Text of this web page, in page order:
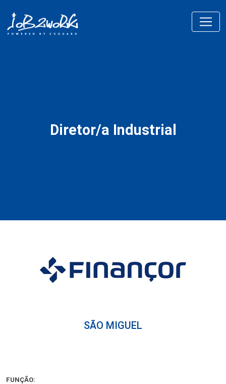
Diretor/a Industrial
SÃO MIGUEL
FUNÇÃO: